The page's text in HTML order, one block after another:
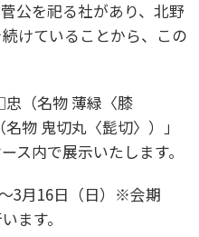
公を祀る社があり、北野
けていることから、この
（名物 薄緑〈膝
物 鬼切丸〈髭切〉）」
ス内で展示いたします。
3月16日（日）※会期
ます。